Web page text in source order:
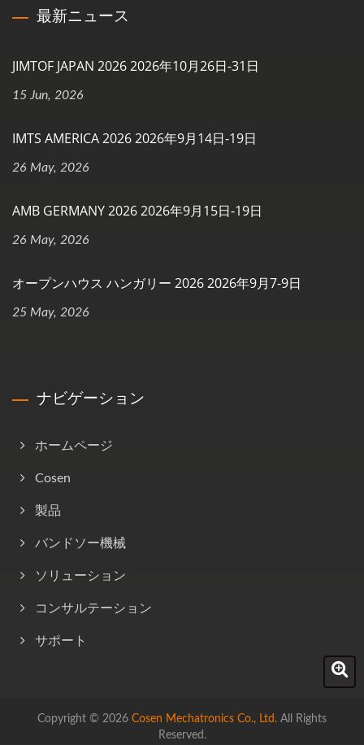
最新ニュース
JIMTOF JAPAN 2026 2026年10月26日-31日
15 Jun, 2026
IMTS AMERICA 2026 2026年9月14日-19日
26 May, 2026
AMB GERMANY 2026 2026年9月15日-19日
26 May, 2026
オープンハウス ハンガリー 2026 2026年9月7-9日
25 May, 2026
ナビゲーション
ホームページ
Cosen
製品
バンドソー機械
ソリューション
コンサルテーション
サポート
Copyright © 2026 Cosen Mechatronics Co., Ltd. All Rights
Reserved.